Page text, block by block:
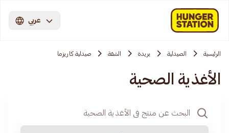
عربي
الرئيسية الصيدلية بريدة الشقة صيدلية كاريزما
الأغذية الصحية